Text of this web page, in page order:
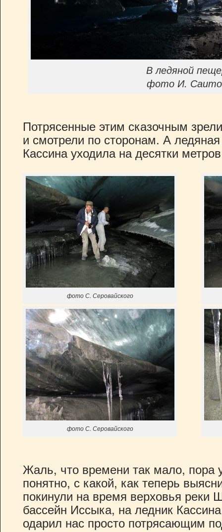
В ледяной
фото И.
Потрясенные этим сказочным
и смотрели по сторонам. А
Кассина уходила на десятки
фото С. Серовайского
фото С. Серовайского
Жаль, что времени так мало, пора
понятно, с какой, как теперь
покинули на время верховья реки
бассейн Иссыка, на ледник
одарил нас просто потрясающим